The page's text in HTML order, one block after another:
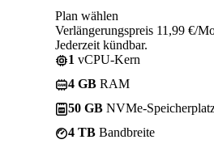
Plan wählen
Verlängerungspreis 11,99 €/
Jederzeit kündbar.
1 vCPU-Kern
4 GB RAM
50 GB NVMe-
4 TB Bandbreite